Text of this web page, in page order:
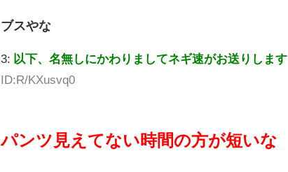
ブスやな
3: 以下、名無しにかわりましてネギ速がお送りします
ID:R/KXusvq0
パンツ見えてない時間の方が短いな